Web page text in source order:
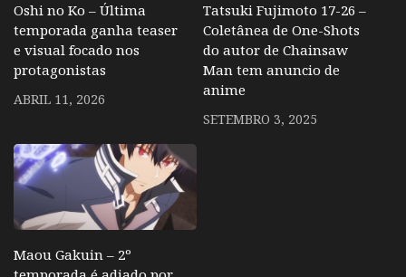
Oshi no Ko – Última
temporada ganha teaser
e visual focado nos
protagonistas
ABRIL 11, 2026
Tatsuki Fujimoto 17-26 –
Coletânea de One-Shots
do autor de Chainsaw
Man tem anuncio de
anime
SETEMBRO 3, 2025
Maou Gakuin – 2º